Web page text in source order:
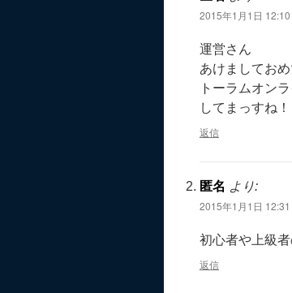
2015年1月1日 12:10
運営さん
あけましてお
トーラムオン
してまっすね！
返信
匿名 より:
2015年1月1日 12:31
初心者や上級
返信